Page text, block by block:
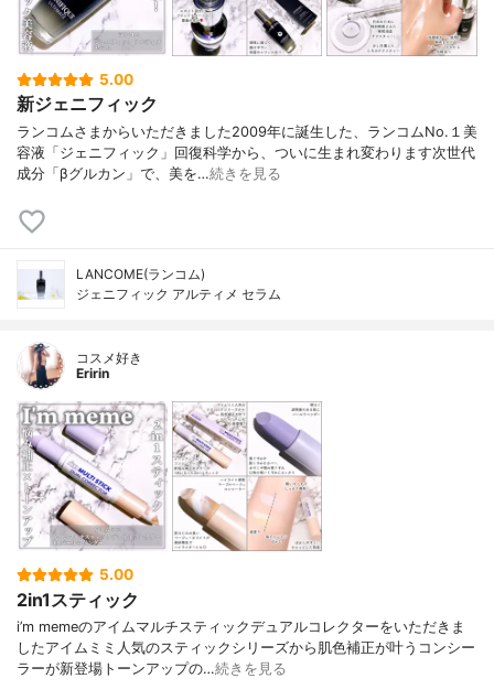
5.00
新ジェニフィック
ランコムさまからいただきました2009年に誕生した、ランコムNo.１美
容液「ジェニフィック」回復科学から、ついに生まれ変わります次世代
成分「βグルカン」で、美を…続きを見る
LANCOME(ランコム)
ジェニフィック アルティメ セラム
コスメ好き
Eririn
5.00
2in1スティック
i’m memeのアイムマルチスティックデュアルコレクターをいただきま
したアイムミミ人気のスティックシリーズから肌色補正が叶うコンシー
ラーが新登場トーンアップの…続きを見る